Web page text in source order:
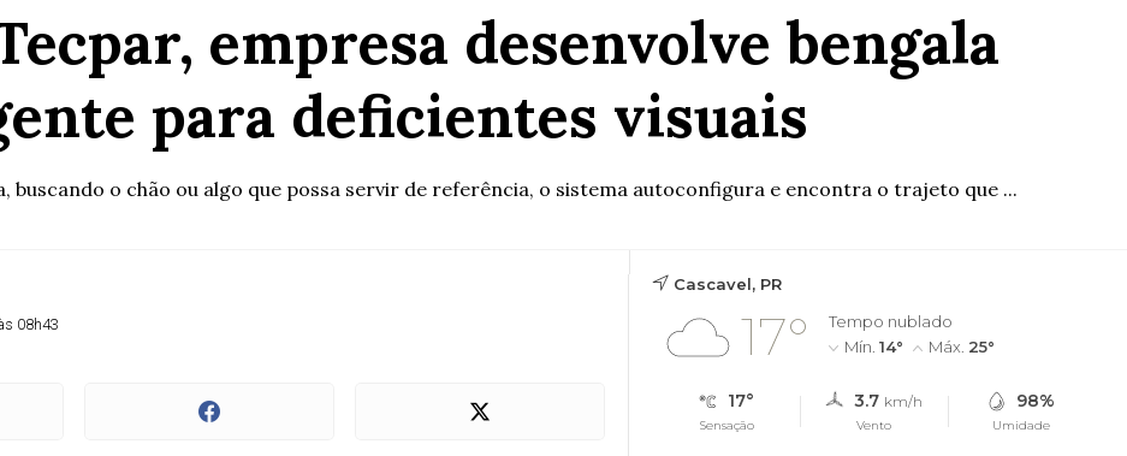
empresa desenvolve bengala
para deficientes visuais
buscando o chão ou algo que possa servir de referência, o sistema autoconfigura e encontra o trajeto que ...
08h43
Cascavel, PR
17°
Tempo nublado
Mín. 14° Máx. 25°
17°
Sensação
3.7 km/h
Vento
98%
Umidade